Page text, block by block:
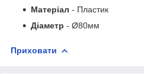
Матеріал - Пластик
Діаметр - Ø80мм
Приховати